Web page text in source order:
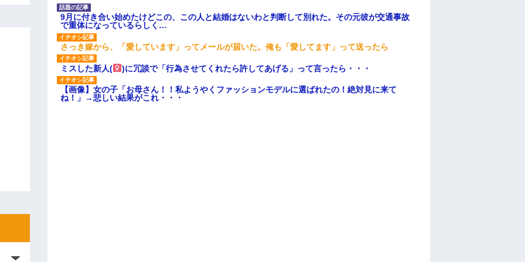
9月に付き合い始めたけどこの、この人と結婚はないわと判断して別れた。その元彼が交通事故
で重体になっているらしく…
さっき嫁から、「愛しています」ってメールが届いた。俺も「愛してます」って送ったら
ミスした新人( )に冗談で「行為させてくれたら許してあげる」って言ったら・・・
【画像】女の子「お母さん！！私ようやくファッションモデルに選ばれたの！絶対見に来て
ね！」→悲しい結果がこれ・・・